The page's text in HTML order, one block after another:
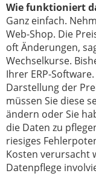
Wie funktioniert
Ganz einfach.
Web-Shop. Die
oft Änderungen,
Wechselkurse.
Ihrer ERP-
Darstellung der
müssen Sie diese
ändern oder Sie
die Daten zu
riesiges
Kosten verursacht
Datenpflege